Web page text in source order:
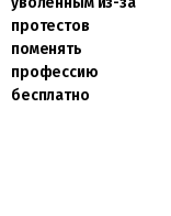
протестов
поменять
профессию
бесплатно